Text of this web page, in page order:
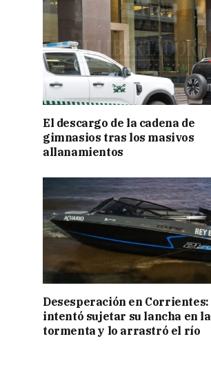
El descargo de la cadena de
gimnasios tras los masivos
allanamientos
Desesperación en Corrientes:
intentó sujetar su lancha en la
tormenta y lo arrastró el río